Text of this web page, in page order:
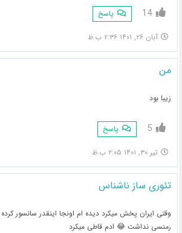
14 پاسخ
آبان ۲۶, ۱۴۰۱ ۲:۳۶ ب.ظ
من
زیبا بود
5 پاسخ
تیر ۳۰, ۱۴۰۱ ۲:۰۵ ب.ظ
تئوری ساز ناشناس
وقتی ایران پخش میکرد دیده ام اونجا اینقدر سانسور
رمنسی نداشت 😂 ادم قاطی میکرد